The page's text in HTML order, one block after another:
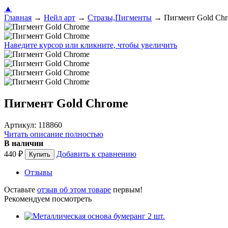
▲
Главная → Нейл арт → Стразы,Пигменты → Пигмент Gold
Наведите курсор или кликните, чтобы увеличить
Пигмент Gold Chrome
Артикул: 118860
Читать описание полностью
В наличии
440 ₽ Добавить к сравнению
Отзывы
Оставьте отзыв об этом товаре первым!
Рекомендуем посмотреть